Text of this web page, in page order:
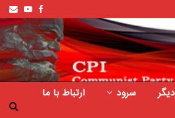
Facebook
سرود
ارتباط با ما